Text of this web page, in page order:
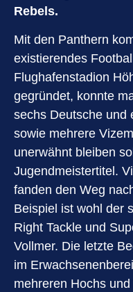
Rebels.
Mit den Panthern
existierendes
Flughafenstadion
gegründet, konnte
sechs Deutsche und
sowie mehrere
unerwähnt bleiben
Jugendmeistertitel.
fanden den Weg
Beispiel ist wohl der
Right Tackle und
Vollmer. Die letzte
im
mehreren Hochs